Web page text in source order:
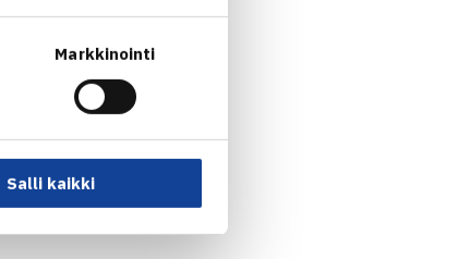
Markkinointi
Salli kaikki
Serbiassa. 22-
(WTA-167)
Stella Remander